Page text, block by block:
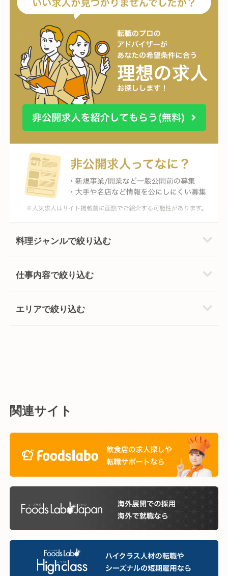
料理ジャンルで絞り込む
仕事内容で絞り込む
エリアで絞り込む
関連サイト